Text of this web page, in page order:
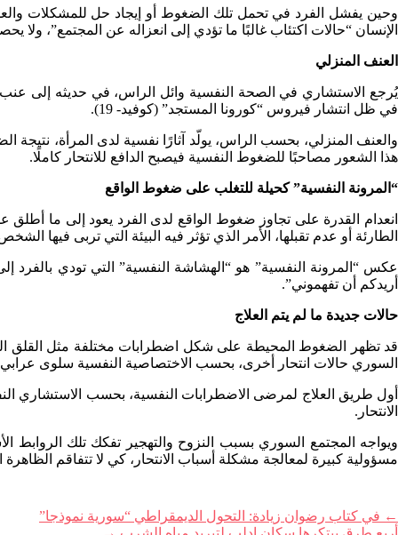
وحين يفشل الفرد في تحمل تلك الضغوط أو إيجاد حل للمشكلات
الإنسان “حالات اكتئاب غالبًا ما تؤدي إلى انعزاله عن المجتمع”،
العنف المنزلي
يُرجع الاستشاري في الصحة النفسية وائل الراس، في حديثه إلى
في ظل انتشار فيروس “كورونا المستجد” (كوفيد- 19).
والعنف المنزلي، بحسب الراس، يولّد آثارًا نفسية لدى المرأة، نتيجة
هذا الشعور مصاحبًا للضغوط النفسية فيصبح الدافع للانتحار كاملًا.
“المرونة النفسية” كحيلة للتغلب على ضغوط الواقع
انعدام القدرة على تجاوز ضغوط الواقع لدى الفرد يعود إلى ما
الطارئة أو عدم تقبلها، الأمر الذي تؤثر فيه البيئة التي تربى فيها
عكس “المرونة النفسية” هو “الهشاشة النفسية” التي تودي بالفرد
أريدكم أن تفهموني”.
حالات جديدة ما لم يتم العلاج
قد تظهر الضغوط المحيطة على شكل اضطرابات مختلفة مثل القلق
السوري حالات انتحار أخرى، بحسب الاختصاصية النفسية سلوى
أول طريق العلاج لمرضى الاضطرابات النفسية، بحسب الاستشاري
الانتحار.
ويواجه المجتمع السوري بسبب النزوح والتهجير تفكك تلك الروابط
مسؤولية كبيرة لمعالجة مشكلة أسباب الانتحار، كي لا تتفاقم
← في كتاب رضوان زيادة: التحول الديمقراطي “سورية نموذجا”